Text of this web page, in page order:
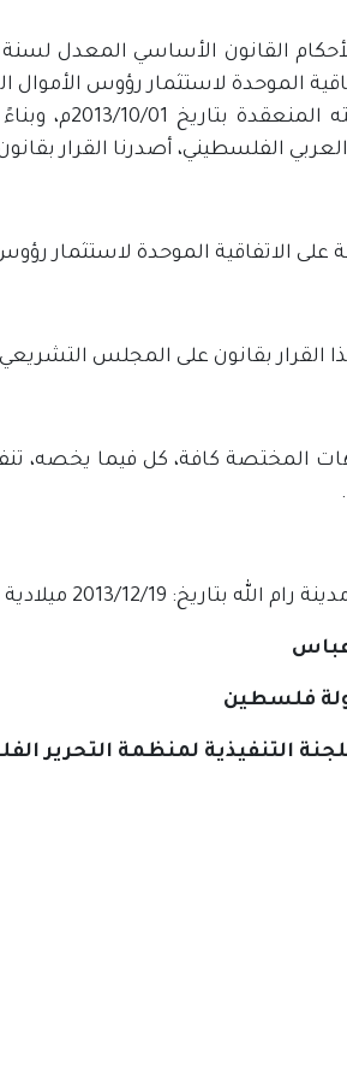
الموحدة لاستثمار رؤوس الأموال
في جلسته
الفلسطيني، أصدرنا القرار بقانون
على الاتفاقية الموحدة لاستثمار
القرار بقانون على المجلس
المختصة كافة، كل فيما يخصه،
2013/12/19 ميلادية الموافق: 16/ صفر / 1435 هجرية
فلسطين
التنفيذية لمنظمة التحرير